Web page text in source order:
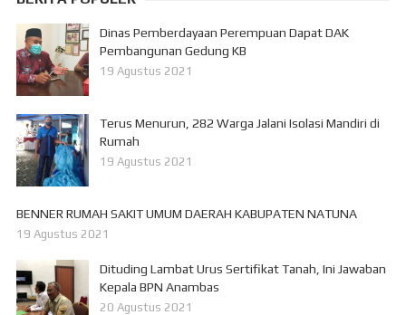
Dinas Pemberdayaan Perempuan Dapat DAK
Pembangunan Gedung KB
19 Agustus 2021
Terus Menurun, 282 Warga Jalani Isolasi Mandiri di
Rumah
19 Agustus 2021
BENNER RUMAH SAKIT UMUM DAERAH KABUPATEN NATUNA
19 Agustus 2021
Dituding Lambat Urus Sertifikat Tanah, Ini Jawaban
Kepala BPN Anambas
20 Agustus 2021